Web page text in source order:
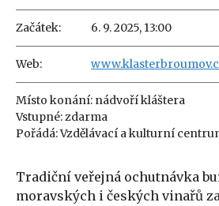
Začátek: 6. 9. 2025, 13:00
Web:
Místo konání: nádvoří kláštera
Vstupné: zdarma
Pořádá: Vzdělávací a kulturní
Tradiční veřejná ochutnávka
moravských i českých vinařů